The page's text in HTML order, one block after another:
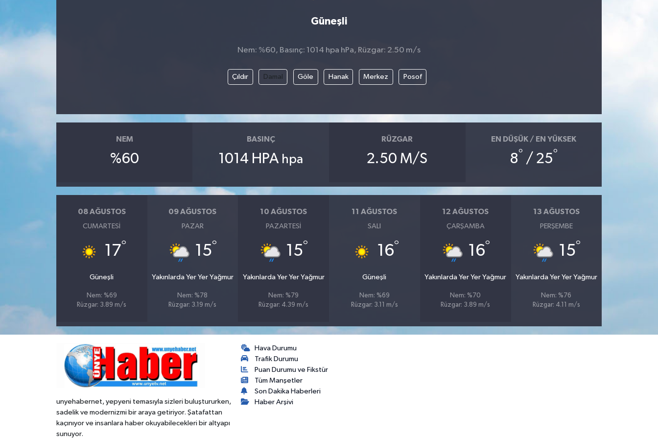
Güneşli
Nem: %60, Basınç: 1014 hpa hPa, Rüzgar: 2.50 m/s
Çıldır Damal Göle Hanak Merkez Posof
NEM
%60
BASINÇ
1014 HPA hpa
RÜZGAR
2.50 M/S
EN DÜŞÜK / EN YÜKSEK
8° / 25°
08 AĞUSTOS
CUMARTESI
17°
Güneşli
Nem: %69
Rüzgar: 3.89 m/s
09 AĞUSTOS
PAZAR
15°
Yakınlarda Yer Yer Yağmur
Nem: %78
Rüzgar: 3.19 m/s
10 AĞUSTOS
PAZARTESI
15°
Yakınlarda Yer Yer Yağmur
Nem: %79
Rüzgar: 4.39 m/s
11 AĞUSTOS
SALI
16°
Güneşli
Nem: %69
Rüzgar: 3.11 m/s
12 AĞUSTOS
ÇARŞAMBA
16°
Yakınlarda Yer Yer Yağmur
Nem: %70
Rüzgar: 3.89 m/s
13 AĞUSTOS
PERŞEMBE
15°
Yakınlarda Yer Yer Yağmur
Nem: %76
Rüzgar: 4.11 m/s
unyehabernet, yepyeni temasıyla sizleri buluştururken,
sadelik ve modernizmi bir araya getiriyor. Şatafattan
kaçınıyor ve insanlara haber okuyabilecekleri bir altyapı
sunuyor.
Hava Durumu
Trafik Durumu
Puan Durumu ve Fikstür
Tüm Manşetler
Son Dakika Haberleri
Haber Arşivi